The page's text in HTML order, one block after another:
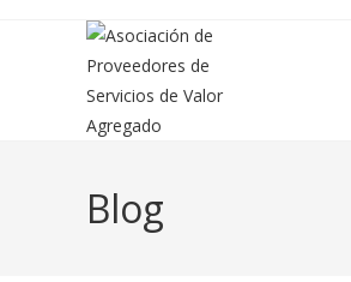
Blog